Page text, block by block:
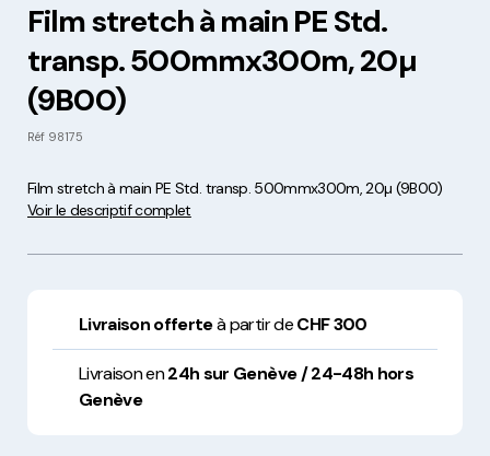
Film stretch à main PE Std.
transp. 500mmx300m, 20µ
(9B00)
Réf 98175
Film stretch à main PE Std. transp. 500mmx300m, 20µ (9B00)
Voir le descriptif complet
Livraison offerteà partir deCHF 300
Livraison en24h sur Genève / 24-48h hors
Genève